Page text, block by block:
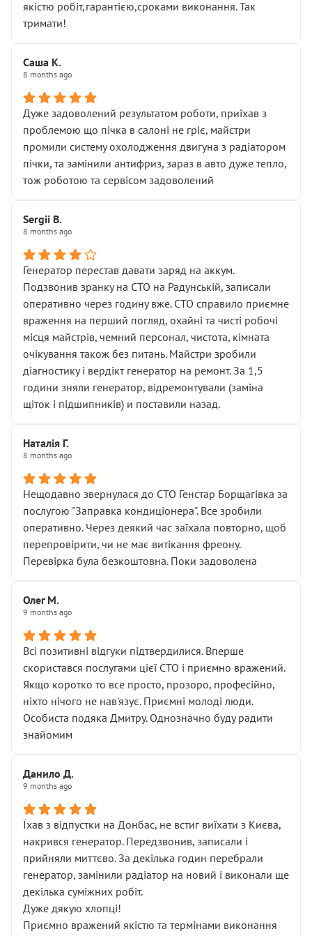
якістю робіт,гарантією,сроками виконання. Так
тримати!
Саша К.
8 months ago
Дуже задоволений результатом роботи, приїхав з
проблемою що пічка в салоні не гріє, майстри
промили систему охолодження двигуна з радіатором
пічки, та замінили антифриз, зараз в авто дуже тепло,
тож роботою та сервісом задоволений
Sergii B.
8 months ago
Генератор перестав давати заряд на аккум.
Подзвонив зранку на СТО на Радунській, записали
оперативно через годину вже. СТО справило приємне
враження на перший погляд, охайні та чисті робочі
місця майстрів, чемний персонал, чистота, кімната
очікування також без питань. Майстри зробили
діагностику і вердікт генератор на ремонт. За 1,5
години зняли генератор, відремонтували (заміна
щіток і підшипників) и поставили назад.
Наталія Г.
8 months ago
Нещодавно звернулася до СТО Генстар Борщагівка за
послугою "Заправка кондиціонера". Все зробили
оперативно. Через деякий час заїхала повторно, щоб
перепровірити, чи не має витікання фреону.
Перевірка була безкоштовна. Поки задоволена
Олег М.
9 months ago
Всі позитивні відгуки підтвердилися. Вперше
скористався послугами цієї СТО і приємно вражений.
Якщо коротко то все просто, прозоро, професійно,
ніхто нічого не нав'язує. Приємні молоді люди.
Особиста подяка Дмитру. Однозначно буду радити
знайомим
Данило Д.
9 months ago
Їхав з відпустки на Донбас, не встиг виїхати з Києва,
накрився генератор. Передзвонив, записали і
прийняли миттєво. За декілька годин перебрали
генератор, замінили радіатор на новий і виконали ще
декілька суміжних робіт.
Дуже дякую хлопці!
Приємно вражений якістю та термінами виконання